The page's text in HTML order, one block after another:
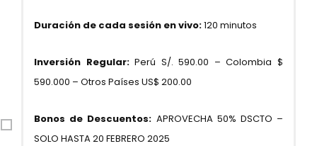
Duración de cada sesión en vivo:120 minutos
Inversión Regular:Perú S/. 590.00 – Colombia $
590.000 – Otros Países US$ 200.00
Bonos de Descuentos: APROVECHA 50% DSCTO –
SOLO HASTA 20 FEBRERO 2025